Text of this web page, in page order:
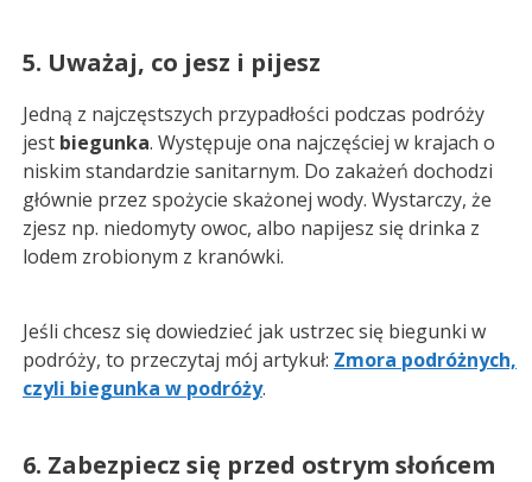
5. Uważaj, co jesz i pijesz
Jedną z najczęstszych przypadłości podczas podróży
jest biegunka. Występuje ona najczęściej w krajach o
niskim standardzie sanitarnym. Do zakażeń dochodzi
głównie przez spożycie skażonej wody. Wystarczy, że
zjesz np. niedomyty owoc, albo napijesz się drinka z
lodem zrobionym z kranówki.
Jeśli chcesz się dowiedzieć jak ustrzec się biegunki w
podróży, to przeczytaj mój artykuł: Zmora podróżnych,
czyli biegunka w podróży.
6. Zabezpiecz się przed ostrym słońcem